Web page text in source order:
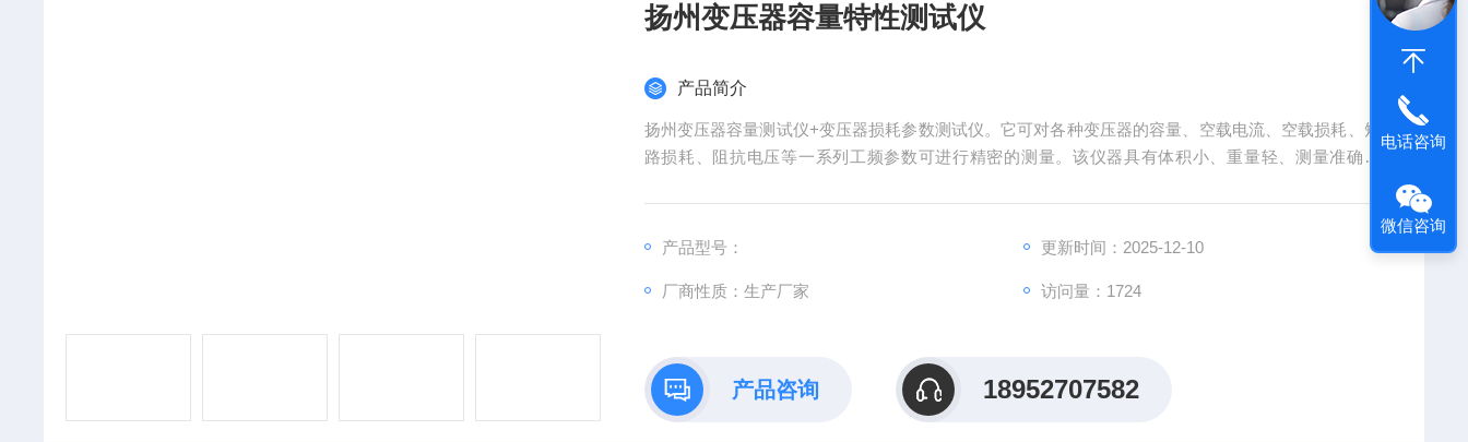
扬州变压器容量特性测试仪
产品简介
扬州变压器容量测试仪+变压器损耗参数测试仪。它可对各种变压器的容量、空载电流、空载损耗、短
路损耗、阻抗电压等一系列工频参数可进行精密的测量。该仪器具有体积小、重量轻、测量准确度
产品型号：
更新时间：2025-12-10
厂商性质：生产厂家 访问量：1724
产品咨询 18952707582
电话咨询
微信咨询